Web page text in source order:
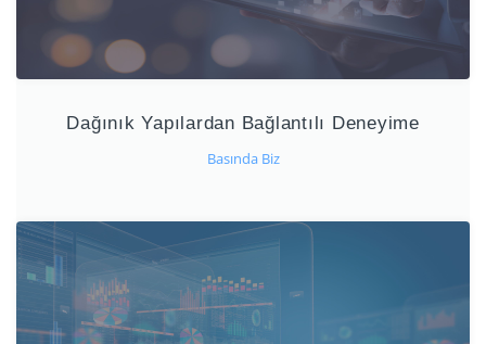
Dağınık Yapılardan Bağlantılı Deneyime
Basında Biz